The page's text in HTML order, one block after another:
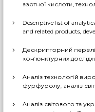
с
і
азотної кислоти,
Descriptive list of analytical studies on selected liquid chemical
and related products, developed by analysts at the State
Economic Information in the
(EN version)
Дескрипторний
кон’юнктурних
Аналіз технологій
фурфуролу, аналіз
Україні
Аналіз світового та